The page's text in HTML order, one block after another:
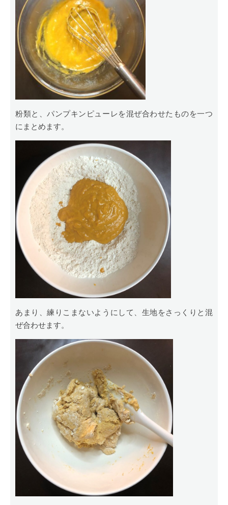
粉類と、パンプキンピューレを混ぜ合わせたものを一つ
にまとめます。
あまり、練りこまないようにして、生地をさっくりと混
ぜ合わせます。